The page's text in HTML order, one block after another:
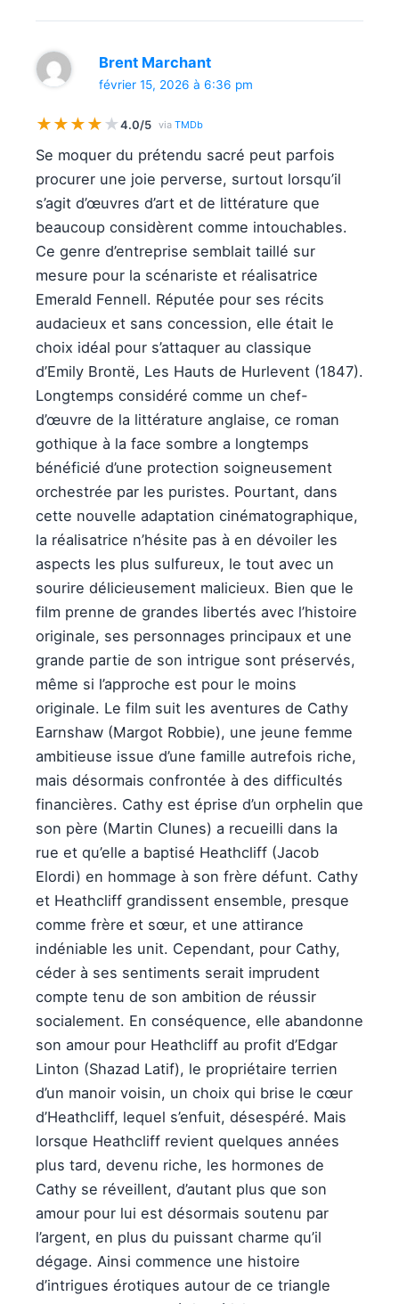
Brent Marchant
février 15, 2026 à 6:36 pm
★★★★★4.0/5 via TMDb
Se moquer du prétendu sacré peut parfois
procurer une joie perverse, surtout lorsqu’il
s’agit d’œuvres d’art et de littérature que
beaucoup considèrent comme intouchables.
Ce genre d’entreprise semblait taillé sur
mesure pour la scénariste et réalisatrice
Emerald Fennell. Réputée pour ses récits
audacieux et sans concession, elle était le
choix idéal pour s’attaquer au classique
d’Emily Brontë, Les Hauts de Hurlevent (1847).
Longtemps considéré comme un chef-
d’œuvre de la littérature anglaise, ce roman
gothique à la face sombre a longtemps
bénéficié d’une protection soigneusement
orchestrée par les puristes. Pourtant, dans
cette nouvelle adaptation cinématographique,
la réalisatrice n’hésite pas à en dévoiler les
aspects les plus sulfureux, le tout avec un
sourire délicieusement malicieux. Bien que le
film prenne de grandes libertés avec l’histoire
originale, ses personnages principaux et une
grande partie de son intrigue sont préservés,
même si l’approche est pour le moins
originale. Le film suit les aventures de Cathy
Earnshaw (Margot Robbie), une jeune femme
ambitieuse issue d’une famille autrefois riche,
mais désormais confrontée à des difficultés
financières. Cathy est éprise d’un orphelin que
son père (Martin Clunes) a recueilli dans la
rue et qu’elle a baptisé Heathcliff (Jacob
Elordi) en hommage à son frère défunt. Cathy
et Heathcliff grandissent ensemble, presque
comme frère et sœur, et une attirance
indéniable les unit. Cependant, pour Cathy,
céder à ses sentiments serait imprudent
compte tenu de son ambition de réussir
socialement. En conséquence, elle abandonne
son amour pour Heathcliff au profit d’Edgar
Linton (Shazad Latif), le propriétaire terrien
d’un manoir voisin, un choix qui brise le cœur
d’Heathcliff, lequel s’enfuit, désespéré. Mais
lorsque Heathcliff revient quelques années
plus tard, devenu riche, les hormones de
Cathy se réveillent, d’autant plus que son
amour pour lui est désormais soutenu par
l’argent, en plus du puissant charme qu’il
dégage. Ainsi commence une histoire
d’intrigues érotiques autour de ce triangle